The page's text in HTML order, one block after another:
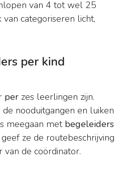
van 4 tot wel 25
van categoriseren licht,
per kind
per zes leerlingen zijn.
nooduitgangen en luiken
meegaan met begeleiders
ze de routebeschrijving
de coördinator.